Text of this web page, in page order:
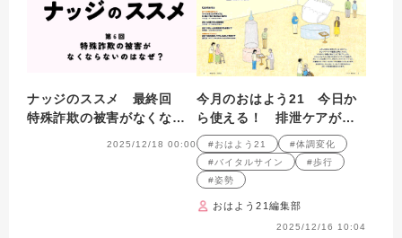
ナッジのススメ 最終回
特殊詐欺の被害がなくなら
2025/12/18 00:00
今月のおはよう21 今日か
ら使える！ 排泄ケアが変
わる おむつ&スキンケアの
基礎知識
#おはよう21
#体調変化
#バイタルサイン
#歩行
#姿勢
おはよう21編集部
2025/12/16 10:04